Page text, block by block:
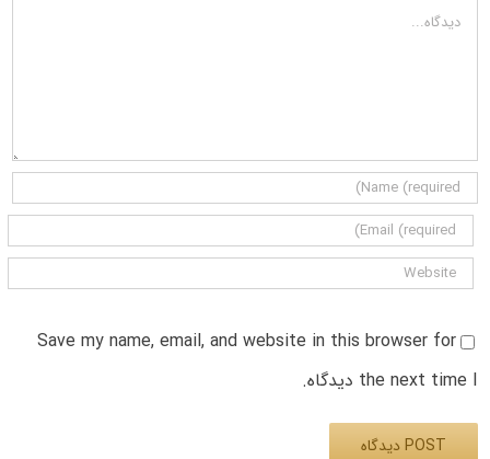
دیدگاه
Save my name, email, and website in this browser for
the next time I دیدگاه.